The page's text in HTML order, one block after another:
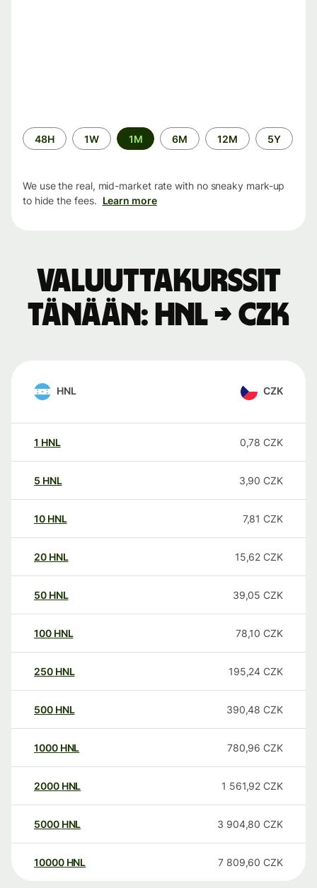
Time
period
48H 1W 1M 6M 12M 5Y
We use the real, mid-market rate with no sneaky mark-up
to hide the fees. Learn more
Valuuttakurssit
tänään: HNL → CZK
HNL CZK
1 HNL 0,78 CZK
5 HNL 3,90 CZK
10 HNL 7,81 CZK
20 HNL 15,62 CZK
50 HNL 39,05 CZK
100 HNL 78,10 CZK
250 HNL 195,24 CZK
500 HNL 390,48 CZK
1000 HNL 780,96 CZK
2000 HNL 1 561,92 CZK
5000 HNL 3 904,80 CZK
10000 HNL 7 809,60 CZK